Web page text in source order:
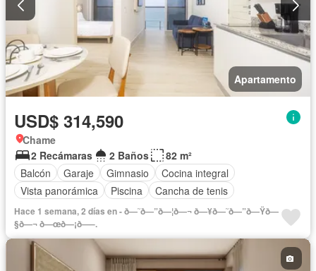
Apartamento
USD$ 314,590
Chame
2 Recámaras
2 Baños
82 m²
Balcón
Garaje Gimnasio
Cocina integral
Vista panorámica
Piscina Cancha de tenis
Hace 1 semana, 2 días en - ð—˜ð—”ð—¦ð—¬ ð—¥ð—˜ð—”ð—Ÿð—
§ð—¬ ð—œð—¡ð—–.